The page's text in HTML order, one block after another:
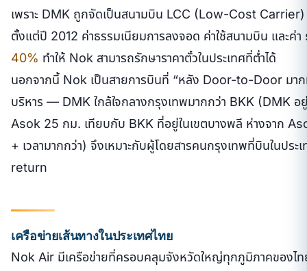
เพราะ DMK ถูกจัดเป็นสนามบิน LCC (Low-Cost Carrier)
ตั้งแต่ปี 2012 ค่าธรรมเนียมการลงจอด ค่าใช้สนามบิน และค่
40% ทำให้ Nok สามารถรักษาราคาตั๋วในประเทศที่ต่ำได้
นอกจากนี้ Nok เป็นสายการบินที่ “หลัง Door-to-Door มา
บริหาร — DMK ใกล้ใจกลางกรุงเทพมากกว่า BKK (DMK อ
Asok 25 กม. เทียบกับ BKK ที่อยู่ในเขตบางพลี ห่างจาก
+ เวลามากกว่า) จึงเหมาะกับผู้โดยสารคนกรุงเทพที่บินในปร
return
เครือข่ายเส้นทางในประเทศไทย
Nok Air มีเครือข่ายที่ครอบคลุมจังหวัดใหญ่ทุกภูมิภาคของไท